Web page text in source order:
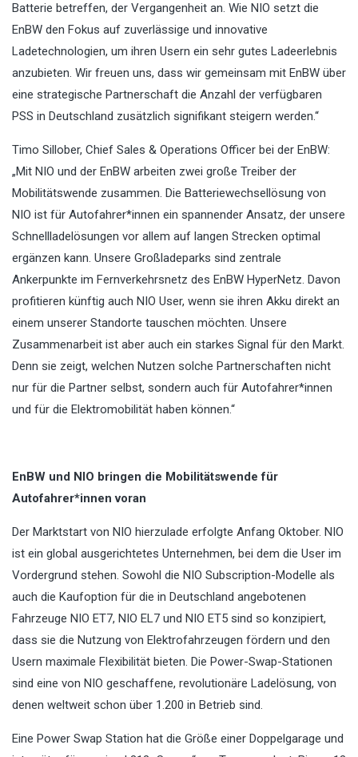
Batterie betreffen, der Vergangenheit an. Wie NIO setzt die
EnBW den Fokus auf zuverlässige und innovative
Ladetechnologien, um ihren Usern ein sehr gutes Ladeerlebnis
anzubieten. Wir freuen uns, dass wir gemeinsam mit EnBW über
eine strategische Partnerschaft die Anzahl der verfügbaren
PSS in Deutschland zusätzlich signifikant steigern werden.“
Timo Sillober, Chief Sales & Operations Officer bei der EnBW:
„Mit NIO und der EnBW arbeiten zwei große Treiber der
Mobilitätswende zusammen. Die Batteriewechsellösung von
NIO ist für Autofahrer*innen ein spannender Ansatz, der unsere
Schnellladelösungen vor allem auf langen Strecken optimal
ergänzen kann. Unsere Großladeparks sind zentrale
Ankerpunkte im Fernverkehrsnetz des EnBW HyperNetz. Davon
profitieren künftig auch NIO User, wenn sie ihren Akku direkt an
einem unserer Standorte tauschen möchten. Unsere
Zusammenarbeit ist aber auch ein starkes Signal für den Markt.
Denn sie zeigt, welchen Nutzen solche Partnerschaften nicht
nur für die Partner selbst, sondern auch für Autofahrer*innen
und für die Elektromobilität haben können.“
EnBW und NIO bringen die Mobilitätswende für
Autofahrer*innen voran
Der Marktstart von NIO hierzulade erfolgte Anfang Oktober. NIO
ist ein global ausgerichtetes Unternehmen, bei dem die User im
Vordergrund stehen. Sowohl die NIO Subscription-Modelle als
auch die Kaufoption für die in Deutschland angebotenen
Fahrzeuge NIO ET7, NIO EL7 und NIO ET5 sind so konzipiert,
dass sie die Nutzung von Elektrofahrzeugen fördern und den
Usern maximale Flexibilität bieten. Die Power-Swap-Stationen
sind eine von NIO geschaffene, revolutionäre Ladelösung, von
denen weltweit schon über 1.200 in Betrieb sind.
Eine Power Swap Station hat die Größe einer Doppelgarage und